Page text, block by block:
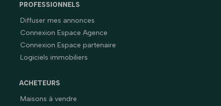
PROFESSIONNELS
Diffuser mes annonces
Connexion Espace Agence
Connexion Espace partenaire
Logiciels immobiliers
ACHETEURS
Maisons à vendre